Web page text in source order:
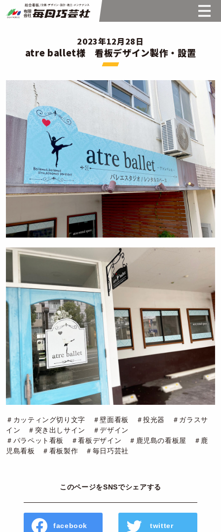
2023年12月28日
atre ballet様 看板デザイン製作・設置
＃カッティング切り文字 ＃壁面看板 ＃投光器 ＃ガラスサ
イン ＃突き出しサイン ＃デザイン
＃パラペット看板 ＃看板デザイン ＃鹿児島の看板屋 ＃鹿
児島看板 ＃看板製作 ＃毎日巧芸社
このページをSNSでシェアする
facebook twitter